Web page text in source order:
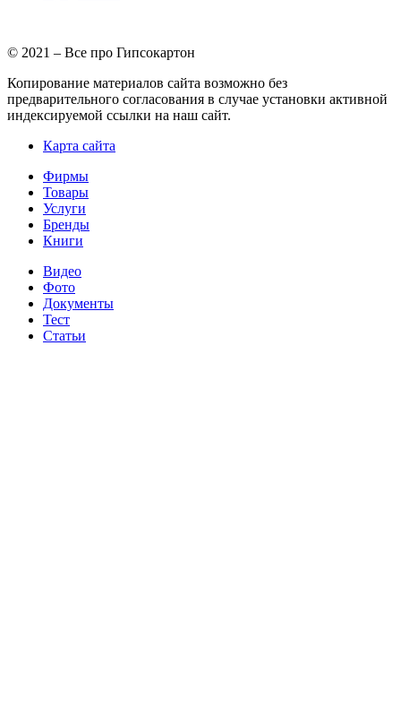
© 2021 – Все про Гипсокартон
Копирование материалов сайта возможно без
предварительного согласования в случае установки активной
индексируемой ссылки на наш сайт.
Карта сайта
Фирмы
Товары
Услуги
Бренды
Книги
Видео
Фото
Документы
Тест
Статьи